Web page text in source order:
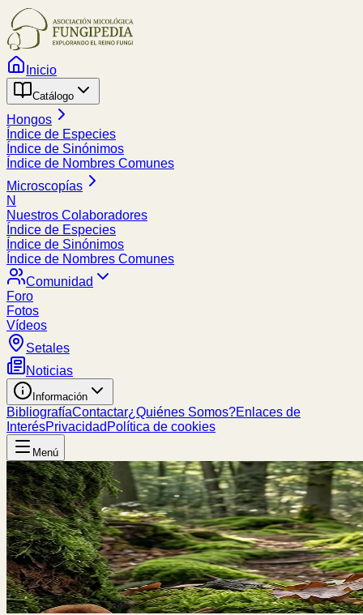
Inicio
Catálogo
Hongos
Índice de Especies
Índice de Sinónimos
Índice de Nombres Comunes
Microscopías
N
Nuestros Colaboradores
Índice de Especies
Índice de Sinónimos
Índice de Nombres Comunes
Comunidad
Foro
Fotos
Vídeos
Setales
Noticias
Información
BibliografíaContactar¿Quiénes Somos?Enlaces de
InterésPrivacidad Política de cookies
Menú